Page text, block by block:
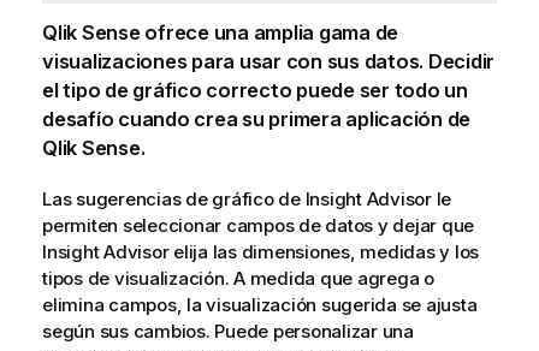
Qlik Senseofrece una amplia gama de
visualizaciones para usar con sus datos. Decidir
el tipo de gráfico correcto puede ser todo un
desafío cuando crea su primera aplicación de
Qlik Sense.
Las sugerencias de gráfico de Insight Advisorle
permiten seleccionar camposde datos y dejar que
Insight Advisorelija las dimensiones, medidasy los
tipos de visualización. A medida que agrega o
elimina campos, la visualización sugerida se ajusta
según sus cambios. Puede personalizar una